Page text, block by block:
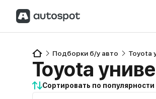
Подборки б/у авто Toyota
Toyota
Сортировать по популярности